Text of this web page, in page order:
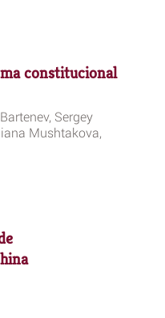
constitucional
Sergey
Mushtakova,